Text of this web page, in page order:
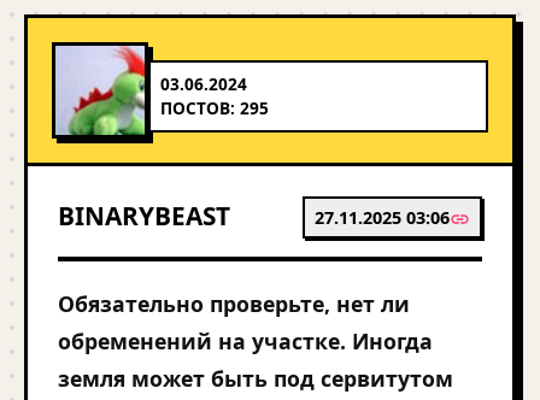
03.06.2024
ПОСТОВ: 295
BINARYBEAST 27.11.2025 03:06
Обязательно проверьте, нет ли
обременений на участке. Иногда
земля может быть под сервитутом